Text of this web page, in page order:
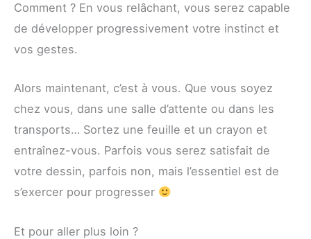
Comment ? En vous relâchant, vous serez capable
de développer progressivement votre instinct et
vos gestes.
Alors maintenant, c’est à vous. Que vous soyez
chez vous, dans une salle d’attente ou dans les
transports… Sortez une feuille et un crayon et
entraînez-vous. Parfois vous serez satisfait de
votre dessin, parfois non, mais l’essentiel est de
s’exercer pour progresser
Et pour aller plus loin ?